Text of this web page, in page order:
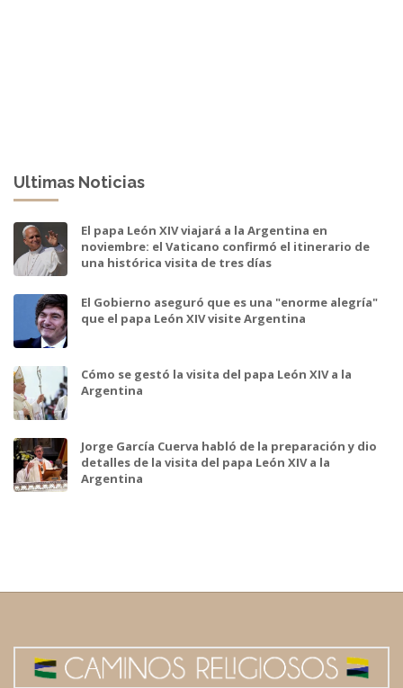
Ultimas Noticias
El papa León XIV viajará a la Argentina en
noviembre: el Vaticano confirmó el itinerario de
una histórica visita de tres días
El Gobierno aseguró que es una "enorme alegría"
que el papa León XIV visite Argentina
Cómo se gestó la visita del papa León XIV a la
Argentina
Jorge García Cuerva habló de la preparación y dio
detalles de la visita del papa León XIV a la
Argentina